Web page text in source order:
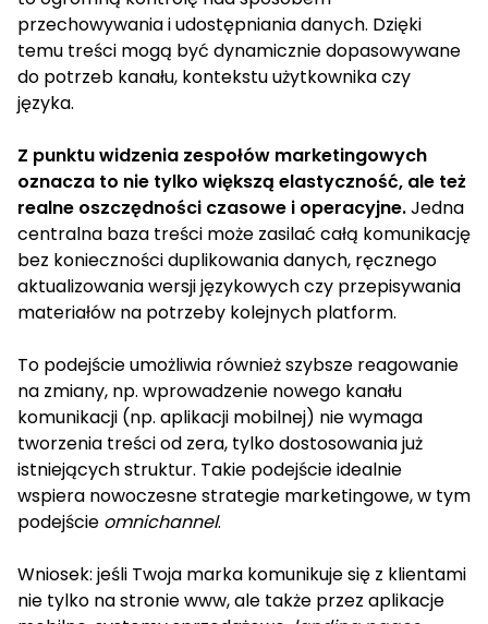
przechowywania i udostępniania danych. Dzięki
temu treści mogą być dynamicznie dopasowywane
do potrzeb kanału, kontekstu użytkownika czy
języka.
Z punktu widzenia zespołów marketingowych
oznacza to nie tylko większą elastyczność, ale też
realne oszczędności czasowe i operacyjne.Jedna
centralna baza treści może zasilać całą komunikację
bez konieczności duplikowania danych, ręcznego
aktualizowania wersji językowych czy przepisywania
materiałów na potrzeby kolejnych platform.
To podejście umożliwia również szybsze reagowanie
na zmiany, np. wprowadzenie nowego kanału
komunikacji (np. aplikacji mobilnej) nie wymaga
tworzenia treści od zera, tylko dostosowania już
istniejących struktur. Takie podejście idealnie
wspiera nowoczesne strategie marketingowe, w tym
podejście omnichannel.
Wniosek: jeśli Twoja marka komunikuje się z klientami
nie tylko na stronie www, ale także przez aplikacje